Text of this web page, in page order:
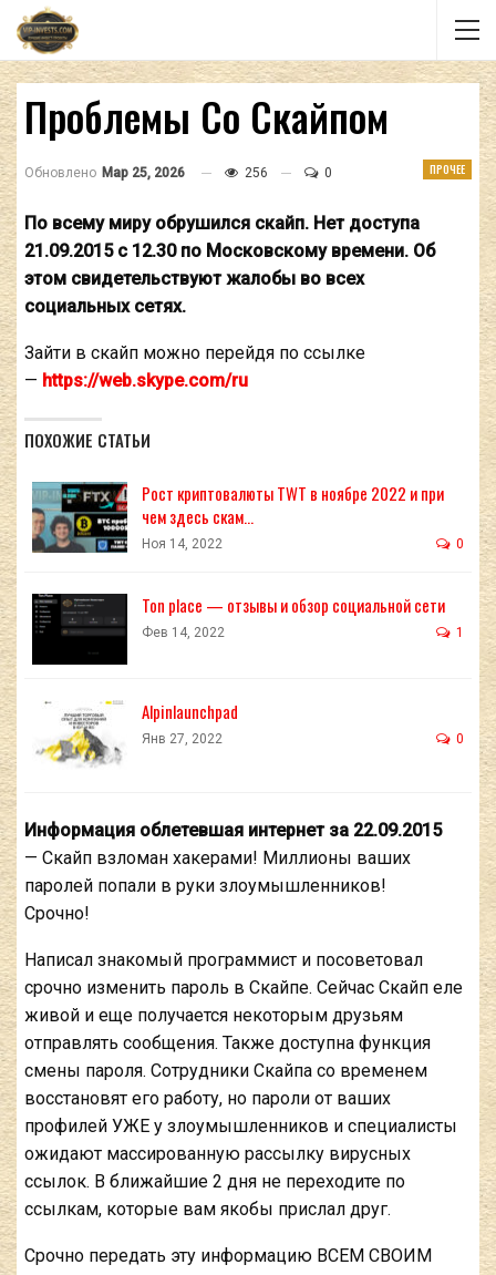
Проблемы Со Скайпом
ПРОЧЕЕ
Обновлено Мар 25, 2026 256 0
По всему миру обрушился скайп. Нет доступа
21.09.2015 с 12.30 по Московскому времени. Об
этом свидетельствуют жалобы во всех
социальных сетях.
Зайти в скайп можно перейдя по ссылке
— https://web.skype.com/ru
ПОХОЖИЕ СТАТЬИ
Рост криптовалюты TWT в ноябре 2022 и при
чем здесь скам…
Ноя 14, 2022 0
Ton place — отзывы и обзор социальной сети
Фев 14, 2022 1
Alpinlaunchpad
Янв 27, 2022 0
Информация облетевшая интернет за 22.09.2015
— Скайп взломан хакерами! Миллионы ваших
паролей попали в руки злоумышленников!
Срочно!
Написал знакомый программист и посоветовал
срочно изменить пароль в Скайпе. Сейчас Скайп еле
живой и еще получается некоторым друзьям
отправлять сообщения. Также доступна функция
смены пароля. Сотрудники Скайпа со временем
восстановят его работу, но пароли от ваших
профилей УЖЕ у злоумышленников и специалисты
ожидают массированную рассылку вирусных
ссылок. В ближайшие 2 дня не переходите по
ссылкам, которые вам якобы прислал друг.
Срочно передать эту информацию ВСЕМ СВОИМ